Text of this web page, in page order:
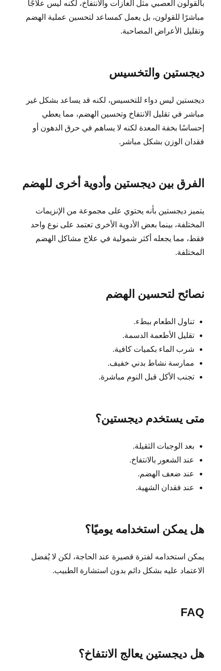
بالقولون العصبي مثل الغازات والانتفاخ، لكنه ليس علاجًا
مباشرًا للقولون، بل يعمل كمساعد لتحسين عملية الهضم
وتقليل الأعراض المصاحبة.
ديجستين والتخسيس
ديجستين ليس دواء للتخسيس، لكنه قد يساعد بشكل غير
مباشر في تقليل الانتفاخ وتحسين الهضم، مما يعطي
إحساسًا بخفة المعدة لكنه لا يساهم في حرق الدهون أو
فقدان الوزن بشكل مباشر.
الفرق بين ديجستين وأدوية أخرى للهضم
يتميز ديجستين بأنه يحتوي على مجموعة من الإنزيمات
المختلفة، بينما بعض الأدوية الأخرى تعتمد على نوع واحد
فقط، مما يجعله أكثر شمولية في علاج مشاكل الهضم
المختلفة.
نصائح لتحسين الهضم
تناول الطعام ببطء.
تقليل الأطعمة الدسمة.
شرب الماء بكميات كافية.
ممارسة نشاط بدني خفيف.
تجنب الأكل قبل النوم مباشرة.
متى يستخدم ديجستين؟
بعد الوجبات الثقيلة.
عند الشعور بالانتفاخ.
عند ضعف الهضم.
عند فقدان الشهية.
هل يمكن استخدامه يوميًا؟
يمكن استخدامه لفترة قصيرة عند الحاجة، لكن لا يُفضل
الاعتماد عليه بشكل دائم بدون استشارة الطبيب.
FAQ
هل ديجستين يعالج الانتفاخ؟